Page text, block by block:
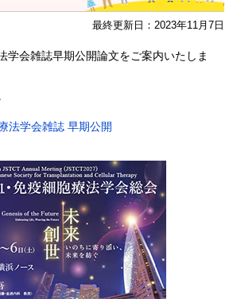
最終更新日：2023年11月7日
学会雑誌早期公開論文をご案内いたしま
法学会雑誌 早期公開